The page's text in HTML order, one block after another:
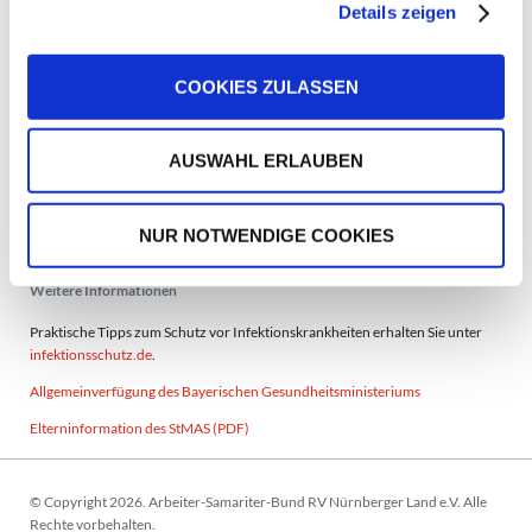
Details zeigen
COOKIES ZULASSEN
AUSWAHL ERLAUBEN
NUR NOTWENDIGE COOKIES
Vorherige Nachrichten
Corona: freiwillige Selbsttests für nicht-eingeschulte Kinder
Corona: aktuelle Infos zu Öffnungsschritten und Tests für Kinder
Corona: weiterhin Notbetreuung
Corona: weiterhin Notbetreuung
Corona: Notbetreuung ab Montag
Weitere Informationen
Praktische Tipps zum Schutz vor Infektionskrankheiten erhalten Sie unter
infektionsschutz.de.
Allgemeinverfügung des Bayerischen Gesundheitsministeriums
Elterninformation des StMAS (PDF)
© Copyright 2026. Arbeiter-Samariter-Bund RV Nürnberger Land e.V. Alle
Rechte vorbehalten.